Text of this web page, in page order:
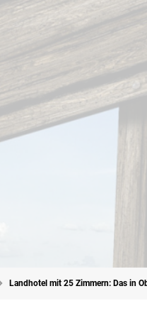
Landhotel mit 25 Zimmern: Das in